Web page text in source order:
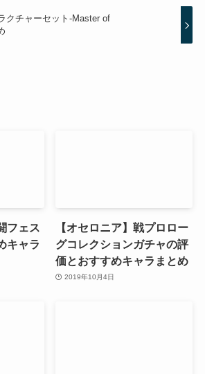
クチャーセット-Master of
フェス
キャラ
【オセロニア】戦プロロー
グコレクションガチャの評
価とおすすめキャラまとめ
2019年10月4日